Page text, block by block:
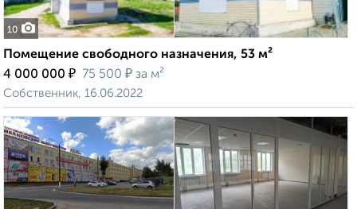
10
Помещение свободного назначения, 53 м²
4 000 000 ₽ 75 500 ₽ за м²
Собственник, 16.06.2022